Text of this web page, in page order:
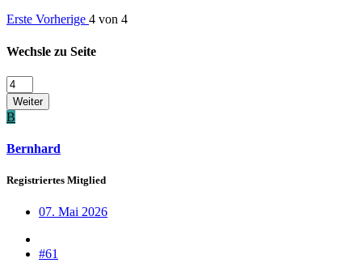
Erste Vorherige 4 von 4
Wechsle zu Seite
Weiter
B
Bernhard
Registriertes Mitglied
07. Mai 2026
#61